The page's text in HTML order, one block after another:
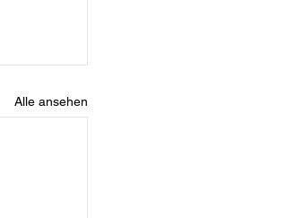
Alle ansehen